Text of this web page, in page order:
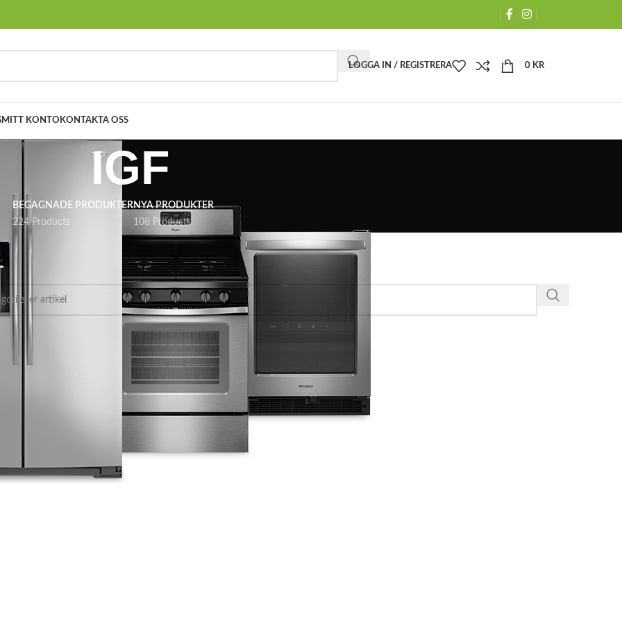
LOGGA IN / REGISTRERA 0 KR
MITT KONTO KONTAKTA OSS
IGF
BEGAGNADE PRODUKTER
224 Products
NYA PRODUKTER
108 Products
”IGF”
som motsvarar ditt val.